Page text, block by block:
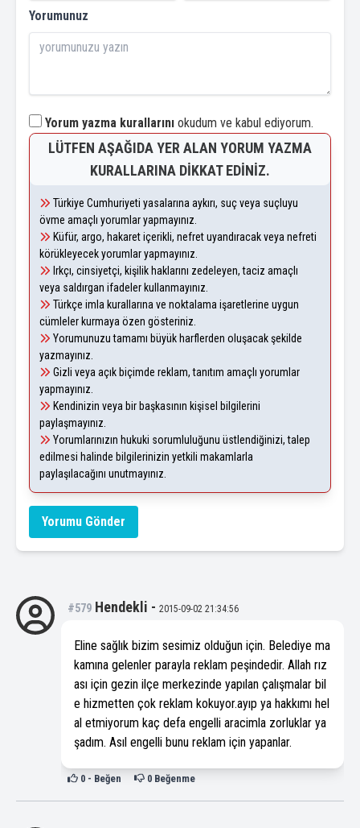
Yorumunuz
Yorum yazma kurallarını okudum ve kabul ediyorum.
LÜTFEN AŞAĞIDA YER ALAN YORUM YAZMA
KURALLARINA DIKKAT EDINIZ.
Türkiye Cumhuriyeti yasalarına aykırı, suç veya suçluyu
övme amaçlı yorumlar yapmayınız.
Küfür, argo, hakaret içerikli, nefret uyandıracak veya nefreti
körükleyecek yorumlar yapmayınız.
Irkçı, cinsiyetçi, kişilik haklarını zedeleyen, taciz amaçlı
veya saldırgan ifadeler kullanmayınız.
Türkçe imla kurallarına ve noktalama işaretlerine uygun
cümleler kurmaya özen gösteriniz.
Yorumunuzu tamamı büyük harflerden oluşacak şekilde
yazmayınız.
Gizli veya açık biçimde reklam, tanıtım amaçlı yorumlar
yapmayınız.
Kendinizin veya bir başkasının kişisel bilgilerini
paylaşmayınız.
Yorumlarınızın hukuki sorumluluğunu üstlendiğinizi, talep
edilmesi halinde bilgilerinizin yetkili makamlarla
paylaşılacağını unutmayınız.
Yorumu Gönder
#579 Hendekli - 2015-09-02 21:34:56
Eline sağlık bizim sesimiz olduğun için. Belediye ma
kamına gelenler parayla reklam peşindedir. Allah rız
ası için gezin ilçe merkezinde yapılan çalışmalar bil
e hizmetten çok reklam kokuyor.ayıp ya hakkımı hel
al etmiyorum kaç defa engelli aracimla zorluklar ya
şadım. Asıl engelli bunu reklam için yapanlar.
0- Beğen 0Beğenme